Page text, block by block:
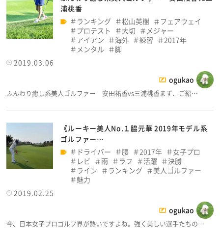
浦桃香
ランキング
松山英樹
フェアウェイ
プロテスト
大切
メジャー
アイアン
海外 練習
2017年
メンタル
脚
2019.03.06
ogukao
ふんわり癒し系美人ゴルファー 安田祐香vs三浦桃香まず、ご紹…
《ルーキー美人No.１脇元華 2019年モデル系
ゴルファー…
ドライバー
腰 2017年
女子プロ
レビ
雨 ラフ 活躍
決勝
ライン
ランキング
美人ゴルファー
魅力
2019.02.25
ogukao
今、日本女子プロゴルフ界が熱いですよね。強く美しい選手たちの…